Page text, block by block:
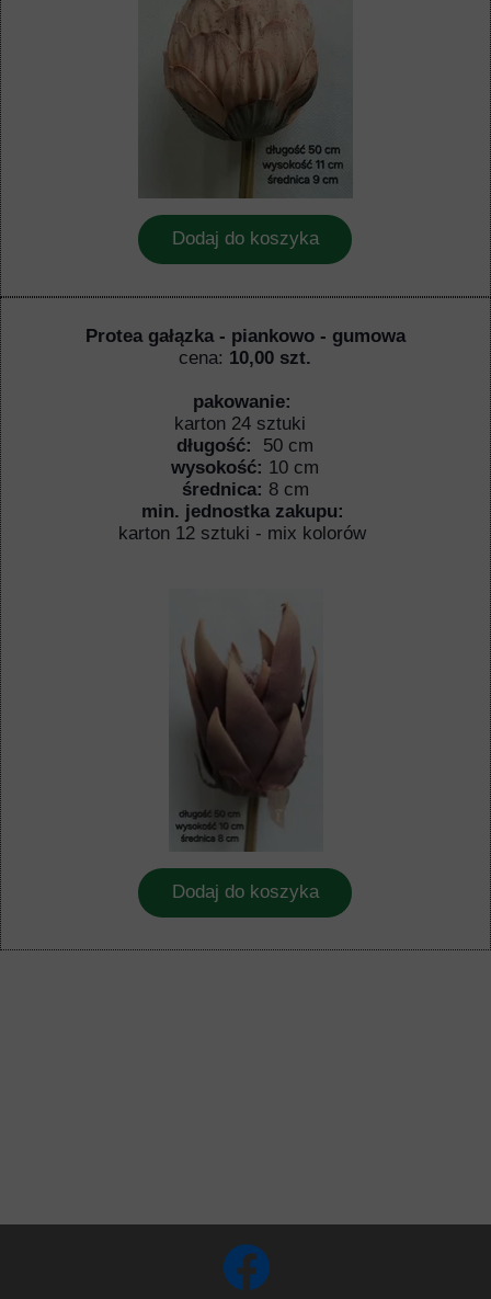
Dodaj do koszyka
Dodaj do koszyka
Protea gałązka - piankowo - gumowa
cena: 10,00 szt.
pakowanie:
karton 24 sztuki
długość:
50 cm
wysokość: 10 cm
średnica: 8 cm
min. jednostka zakupu:
karton 12 sztuki - mix kolorów